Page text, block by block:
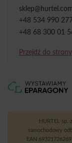
+48 534 990 277
+48 68 300 01
Przejdź do
HURTEL sp.
samochodowy
EAN